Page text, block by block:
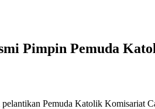
Pimpin Pemuda
Pemuda Katolik Komisariat